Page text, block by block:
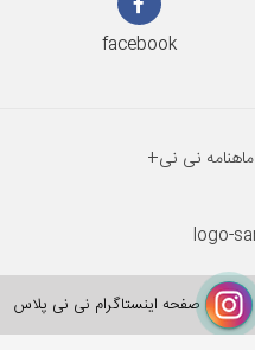
facebook
ماهنامه نی نی+
صفحه اینستاگرام نی نی پلاس